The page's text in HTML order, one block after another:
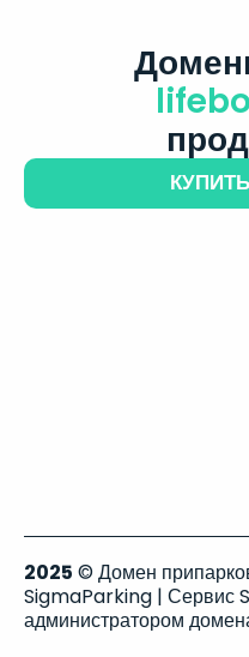
2025 © Домен
SigmaParking | Сервис
администратором